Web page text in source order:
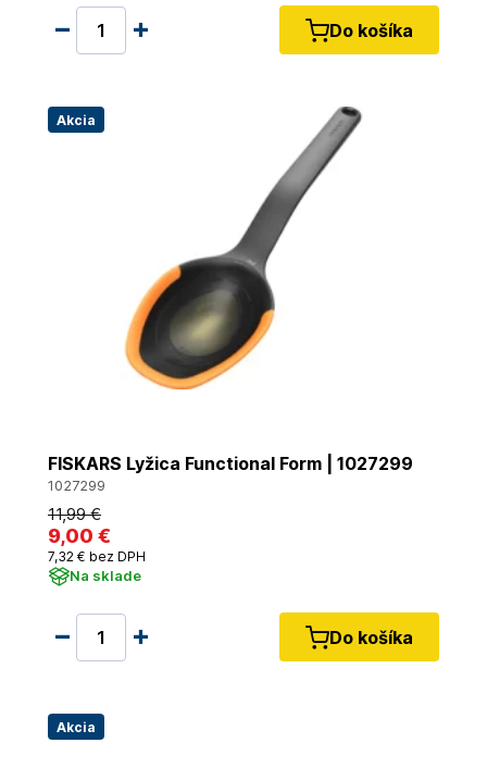
Do košíka
Akcia
FISKARS Lyžica Functional Form | 1027299
1027299
11,99 €
9,00 €
7,32 € bez DPH
Na sklade
Do košíka
Akcia